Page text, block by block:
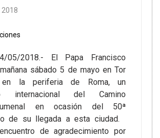
2018
05/2018.- El Papa Francisco
sábado 5 de mayo en Tor
en la periferia de Roma, un
internacional del Camino
en ocasión del 50ª
de su llegada a esta ciudad.
de agradecimiento por